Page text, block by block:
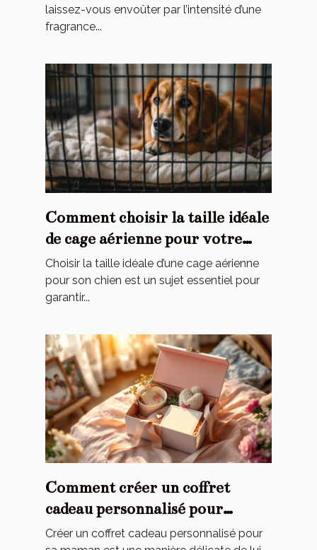
laissez-vous envoûter par l’intensité d’une
fragrance...
Comment choisir la taille idéale
de cage aérienne pour votre
chien ?
Choisir la taille idéale d’une cage aérienne
pour son chien est un sujet essentiel pour
garantir...
Comment créer un coffret
cadeau personnalisé pour
toucher le cœur de maman ?
Créer un coffret cadeau personnalisé pour